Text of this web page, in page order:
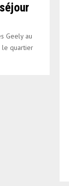
Geely au
le quartier